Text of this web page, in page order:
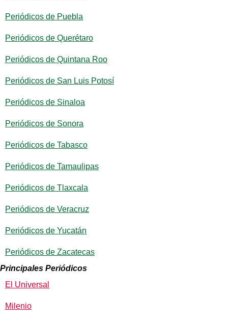
Periódicos de Puebla
Periódicos de Querétaro
Periódicos de Quintana Roo
Periódicos de San Luis Potosí
Periódicos de Sinaloa
Periódicos de Sonora
Periódicos de Tabasco
Periódicos de Tamaulipas
Periódicos de Tlaxcala
Periódicos de Veracruz
Periódicos de Yucatán
Periódicos de Zacatecas
Principales Periódicos
El Universal
Milenio